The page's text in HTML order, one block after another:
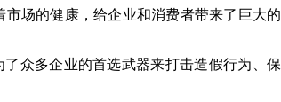
场的健康，给企业和消费者带来了巨大的
众多企业的首选武器来打击造假行为、保